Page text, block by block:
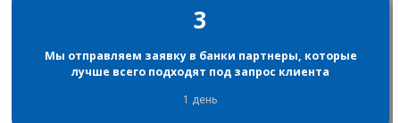
3
Мы отправляем заявку в банки партнеры, которые
лучше всего подходят под запрос клиента
1 день